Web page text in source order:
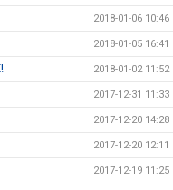
2018-01-06 10:46
2018-01-05 16:41
2018-01-02 11:52
2017-12-31 11:33
2017-12-20 14:28
2017-12-20 12:11
2017-12-19 11:25